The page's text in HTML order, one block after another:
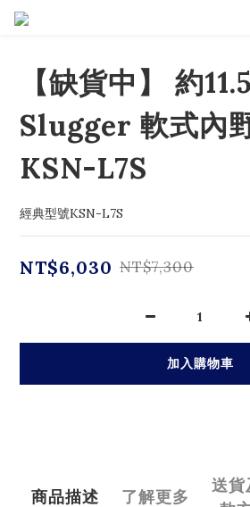
【缺貨中】 約
Slugger 軟式內
KSN-L7S
經典型號KSN-L7S
NT$6,030 NT$7,300
加入購物車
商品描述 了解更多
送貨